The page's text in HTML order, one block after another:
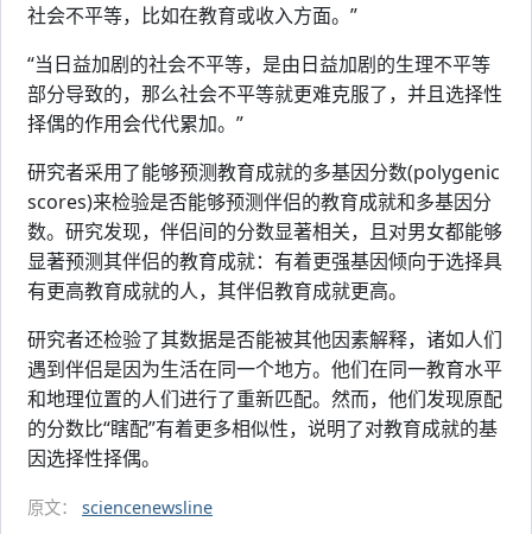
社会不平等，比如在教育或收入方面。”
“当日益加剧的社会不平等，是由日益加剧的生理不平等
部分导致的，那么社会不平等就更难克服了，并且选择性
择偶的作用会代代累加。”
研究者采用了能够预测教育成就的多基因分数(polygenic
scores)来检验是否能够预测伴侣的教育成就和多基因分
数。研究发现，伴侣间的分数显著相关，且对男女都能够
显著预测其伴侣的教育成就：有着更强基因倾向于选择具
有更高教育成就的人，其伴侣教育成就更高。
研究者还检验了其数据是否能被其他因素解释，诸如人们
遇到伴侣是因为生活在同一个地方。他们在同一教育水平
和地理位置的人们进行了重新匹配。然而，他们发现原配
的分数比“瞎配”有着更多相似性，说明了对教育成就的基
因选择性择偶。
原文： sciencenewsline